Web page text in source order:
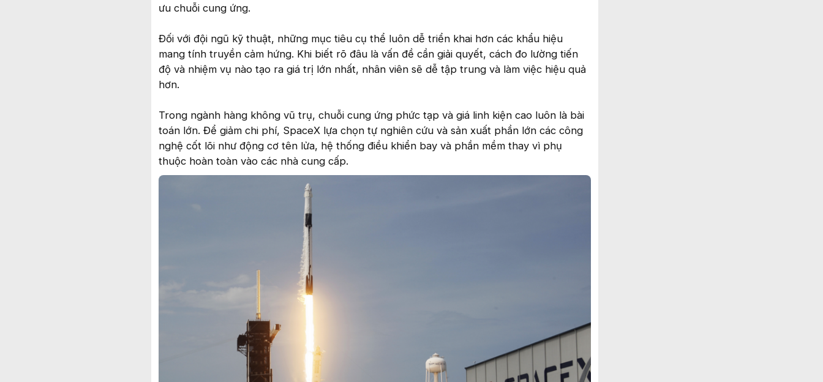
ưu chuỗi cung ứng.
Đối với đội ngũ kỹ thuật, những mục tiêu cụ thể luôn dễ triển khai hơn các khẩu hiệu
mang tính truyền cảm hứng. Khi biết rõ đâu là vấn đề cần giải quyết, cách đo lường tiến
độ và nhiệm vụ nào tạo ra giá trị lớn nhất, nhân viên sẽ dễ tập trung và làm việc hiệu quả
hơn.
Trong ngành hàng không vũ trụ, chuỗi cung ứng phức tạp và giá linh kiện cao luôn là bài
toán lớn. Để giảm chi phí, SpaceX lựa chọn tự nghiên cứu và sản xuất phần lớn các công
nghệ cốt lõi như động cơ tên lửa, hệ thống điều khiển bay và phần mềm thay vì phụ
thuộc hoàn toàn vào các nhà cung cấp.